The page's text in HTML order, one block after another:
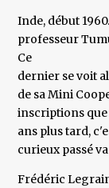
Inde, début
professeur
Ce
dernier se voit
de sa Mini
inscriptions
ans plus tard,
curieux passé
Frédéric